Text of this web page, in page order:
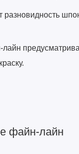
разновидность
файн-лайн